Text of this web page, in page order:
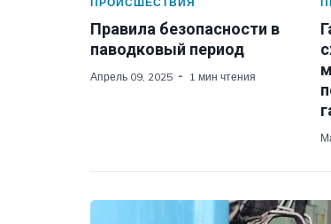
Правила безопасности в
паводковый период
Апрель 09, 2025 1 мин чтения